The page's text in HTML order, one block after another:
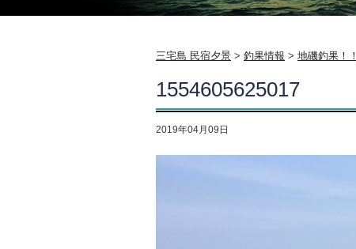
三宅島 民宿夕景 > 釣果情報 > 地磯釣果！！
1554605625017
2019年04月09日